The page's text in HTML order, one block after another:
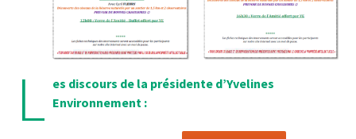
L es discours de la présidente d’Yvelines
Environnement :